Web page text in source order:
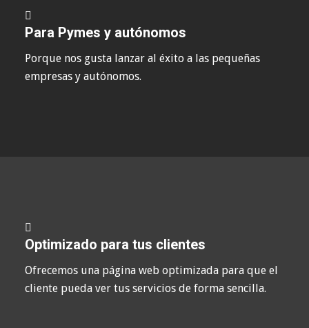
Para Pymes y autónomos
Porque nos gusta lanzar al éxito a las pequeñas
empresas y autónomos.
Optimizado para tus clientes
Ofrecemos una página web optimizada para que el
cliente pueda ver tus servicios de forma sencilla.